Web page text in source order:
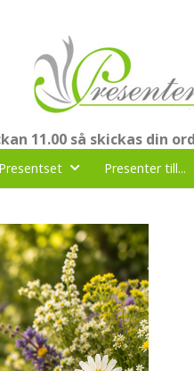
11.00 så skickas din
Presentset Presenter till...